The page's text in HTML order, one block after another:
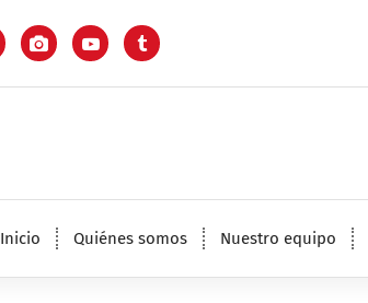
Inicio Quiénes somos Nuestro equipo